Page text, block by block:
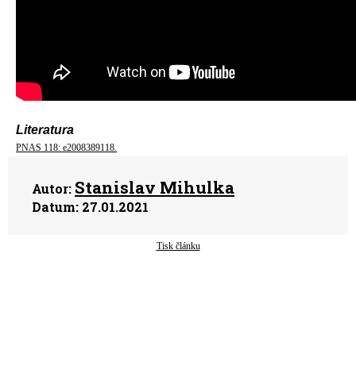
Literatura
PNAS 118: e2008389118.
Autor: Stanislav Mihulka
Datum: 27.01.2021
Tisk článku